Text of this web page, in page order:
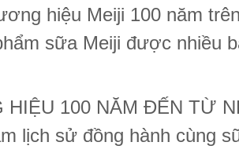
hiệu Meiji 100 năm
sữa Meiji được nhiều
HIỆU 100 NĂM ĐẾN TỪ
lịch sử đồng hành cùng